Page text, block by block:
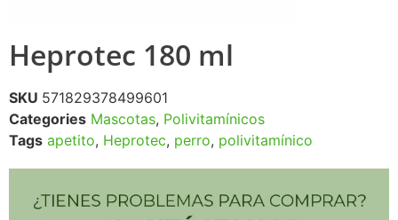
Heprotec 180 ml
SKU 571829378499601
Categories Mascotas, Polivitamínicos
Tags apetito, Heprotec, perro, polivitamínico